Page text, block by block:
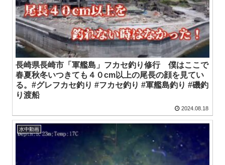
長崎県長崎市「軍艦島」フカセ釣り修行 僕はここで
春夏秋冬いつきても４０cm以上の尾長の顔を見てい
る。#グレフカセ釣り #フカセ釣り #軍艦島釣り #磯釣
り渡船
2024.08.18
水中動画